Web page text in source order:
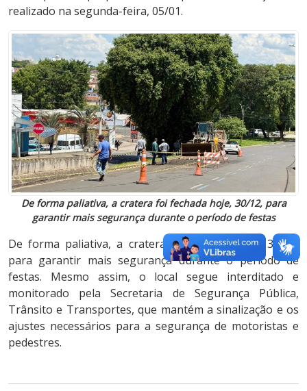
realizado na segunda-feira, 05/01.
De forma paliativa, a cratera foi fechada hoje, 30/12, para
garantir mais segurança durante o período de festas
De forma paliativa, a cratera foi fechada hoje, 30/12,
para garantir mais segurança durante o período de
festas. Mesmo assim, o local segue interditado e
monitorado pela Secretaria de Segurança Pública,
Trânsito e Transportes, que mantém a sinalização e os
ajustes necessários para a segurança de motoristas e
pedestres.